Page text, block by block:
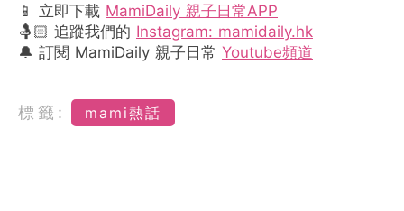
📱 立即下載 MamiDaily 親子日常APP
🤱🏻 追蹤我們的 Instagram: mamidaily.hk
🔔 訂閱 MamiDaily 親子日常 Youtube頻道
標籤: mami熱話